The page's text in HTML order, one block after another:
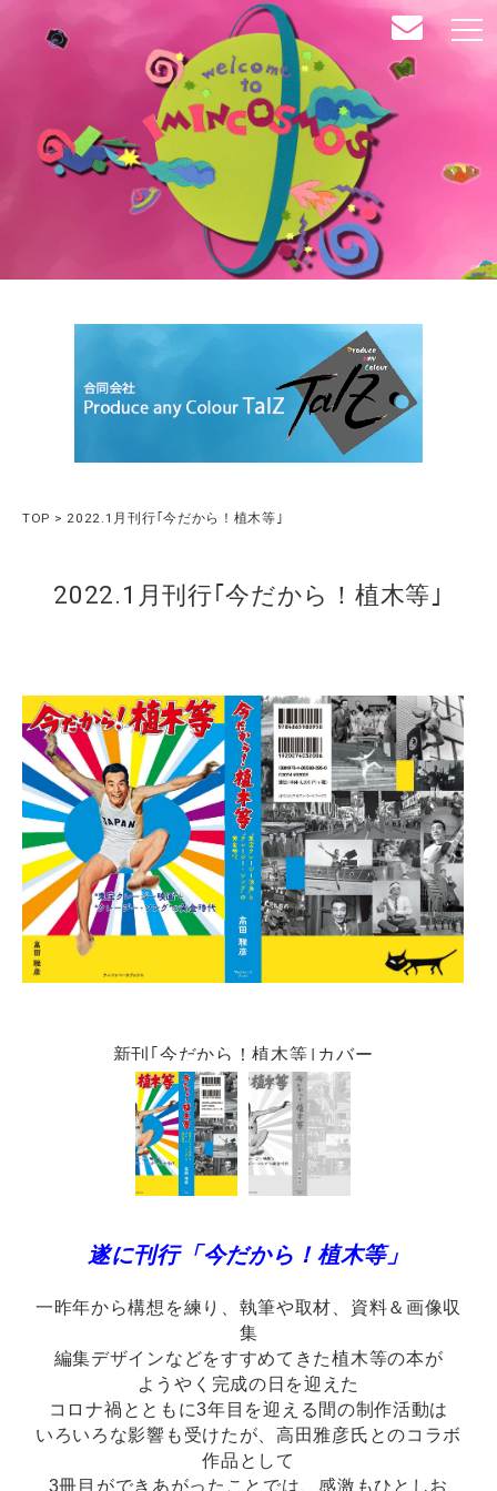
TOP 2022.1月刊行｢今だから！植木等｣
2022.1月刊行｢今だから！植木等｣
新刊｢今だから！植木等｣カバー
遂に刊行「今だから！植木等」
一昨年から構想を練り、執筆や取材、資料＆画像収
集
編集デザインなどをすすめてきた植木等の本が
ようやく完成の日を迎えた
コロナ禍とともに3年目を迎える間の制作活動は
いろいろな影響も受けたが、高田雅彦氏とのコラボ
作品として
3冊目ができあがったことでは、感激もひとしお